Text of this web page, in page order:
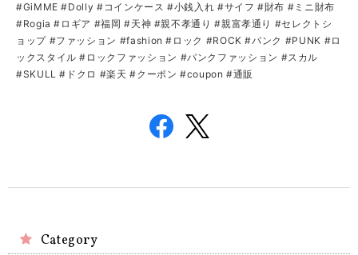
#GiMME #Dolly #コインケース #小銭入れ #サイフ #財布 #ミニ財布
#Rogia #ロギア #福岡 #天神 #親不孝通り #親富孝通り #セレクトシ
ョップ #ファッション #fashion #ロック #ROCK #パンク #PUNK #ロ
ックスタイル #ロックファッション #パンクファッション #スカル
#SKULL #ドクロ #楽天 #クーポン #coupon #通販
Category